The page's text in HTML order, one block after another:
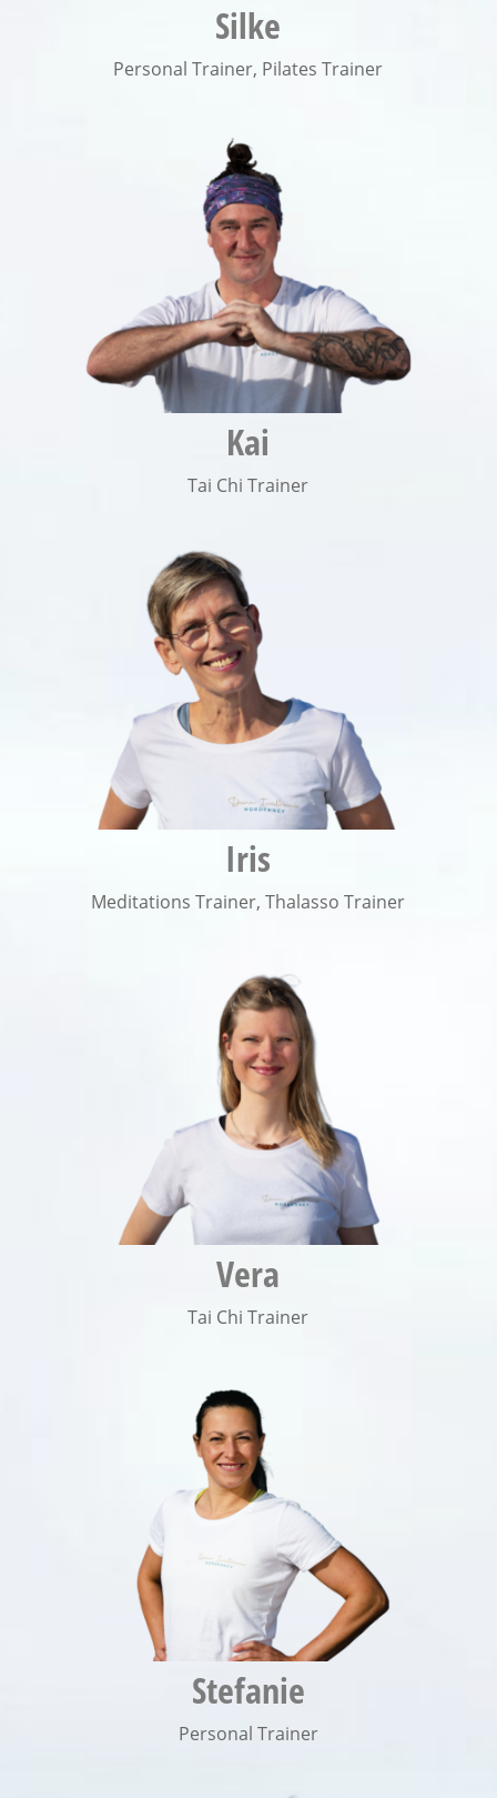
Silke
Personal Trainer, Pilates Trainer
Kai
Tai Chi Trainer
Iris
Meditations Trainer,Thalasso Trainer
Vera
Tai Chi Trainer
Stefanie
Personal Trainer